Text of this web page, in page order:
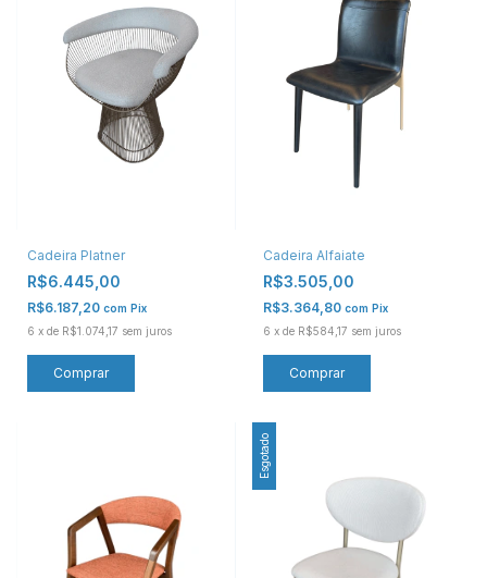
Cadeira Platner
R$6.445,00
R$6.187,20 com Pix
6 x de R$1.074,17 sem juros
Cadeira Alfaiate
R$3.505,00
R$3.364,80 com Pix
6 x de R$584,17 sem juros
Comprar
Esgotado